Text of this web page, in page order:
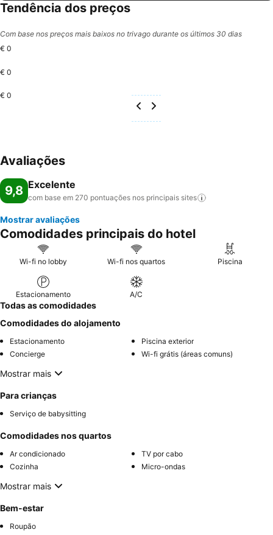
Tendência dos preços
Com base nos preços mais baixos no trivago durante os últimos 30 dias
€ 0
€ 0
€ 0
Avaliações
9,8 Excelente
com base em 270 pontuações nos principais sites
Mostrar avaliações
Comodidades principais do hotel
Wi-fi no lobby Wi-fi nos quartos Piscina
Estacionamento A/C
Todas as comodidades
Comodidades do alojamento
Estacionamento
Piscina exterior
Concierge
Wi-fi grátis (áreas comuns)
Mostrar mais
Para crianças
Serviço de babysitting
Comodidades nos quartos
Ar condicionado
TV por cabo
Cozinha
Micro-ondas
Mostrar mais
Bem-estar
Roupão